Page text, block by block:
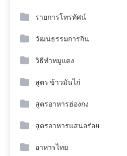
รายการโทรทัศน์
วัฒนธรรมการกิน
วิธีทำหมูแดง
สูตร ข้าวมันไก่
สูตรอาหารฮ่องกง
สูตรอาหารแสนอร่อย
อาหารไทย